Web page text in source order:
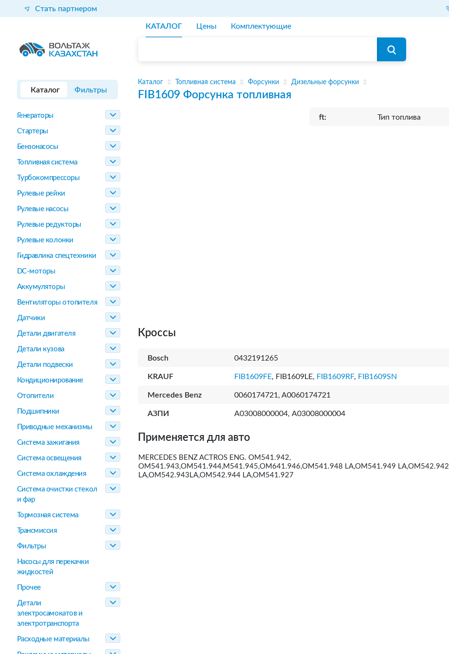
Стать партнером
КАТАЛОГ Цены Комплектующие
Каталог Фильтры
Генераторы
Стартеры
Бензонасосы
Топливная система
Турбокомпрессоры
Рулевые рейки
Рулевые насосы
Рулевые редукторы
Рулевые колонки
Гидравлика спецтехники
DC-моторы
Аккумуляторы
Вентиляторы отопителя
Датчики
Детали двигателя
Детали кузова
Детали подвески
Кондиционирование
Отопители
Подшипники
Приводные механизмы
Система зажигания
Система освещения
Система охлаждения
Система очистки стекол
и фар
Тормозная система
Трансмиссия
Фильтры
Насосы для перекачки
жидкостей
Прочее
Детали
электросамокатов и
электротранспорта
Расходные материалы
Каталог Топливная система Форсунки Дизельные форсунки
FIB1609 Форсунка топливная
ft: Тип топлива
Кроссы
Bosch 0432191265
KRAUF FIB1609FE, FIB1609LE, FIB1609RF, FIB1609SN
Mercedes Benz 0060174721, A0060174721
АЗПИ A03008000004, А03008000004
Применяется для авто
MERCEDES BENZ ACTROS ENG. OM541.942,
OM541.943,OM541.944,M541.945,OM641.946,OM541.948 LA,OM541.949 LA,OM542.942
LA,OM542.943LA,OM542.944 LA,OM541.927